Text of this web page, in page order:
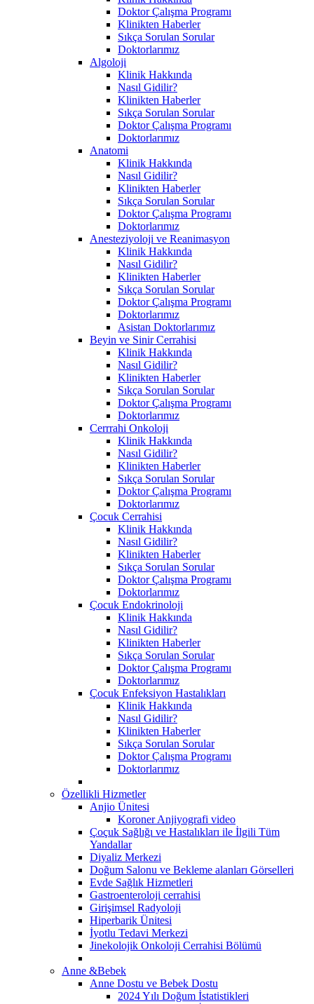
Doktor Çalışma Programı
Klinikten Haberler
Sıkça Sorulan Sorular
Doktorlarımız
Algoloji
Klinik Hakkında
Nasıl Gidilir?
Klinikten Haberler
Sıkça Sorulan Sorular
Doktor Çalışma Programı
Doktorlarımız
Anatomi
Klinik Hakkında
Nasıl Gidilir?
Klinikten Haberler
Sıkça Sorulan Sorular
Doktor Çalışma Programı
Doktorlarımız
Anesteziyoloji ve Reanimasyon
Klinik Hakkında
Nasıl Gidilir?
Klinikten Haberler
Sıkça Sorulan Sorular
Doktor Çalışma Programı
Doktorlarımız
Asistan Doktorlarımız
Beyin ve Sinir Cerrahisi
Klinik Hakkında
Nasıl Gidilir?
Klinikten Haberler
Sıkça Sorulan Sorular
Doktor Çalışma Programı
Doktorlarımız
Cerrrahi Onkoloji
Klinik Hakkında
Nasıl Gidilir?
Klinikten Haberler
Sıkça Sorulan Sorular
Doktor Çalışma Programı
Doktorlarımız
Çocuk Cerrahisi
Klinik Hakkında
Nasıl Gidilir?
Klinikten Haberler
Sıkça Sorulan Sorular
Doktor Çalışma Programı
Doktorlarımız
Çocuk Endokrinoloji
Klinik Hakkında
Nasıl Gidilir?
Klinikten Haberler
Sıkça Sorulan Sorular
Doktor Çalışma Programı
Doktorlarımız
Çocuk Enfeksiyon Hastalıkları
Klinik Hakkında
Nasıl Gidilir?
Klinikten Haberler
Sıkça Sorulan Sorular
Doktor Çalışma Programı
Doktorlarımız
Özellikli Hizmetler
Anjio Ünitesi
Koroner Anjiyografi video
Çoçuk Sağlığı ve Hastalıkları ile İlgili Tüm
Yandallar
Diyaliz Merkezi
Doğum Salonu ve Bekleme alanları Görselleri
Evde Sağlık Hizmetleri
Gastroenteroloji cerrahisi
Girişimsel Radyoloji
Hiperbarik Ünitesi
İyotlu Tedavi Merkezi
Jinekolojik Onkoloji Cerrahisi Bölümü
Anne &Bebek
Anne Dostu ve Bebek Dostu
2024 Yılı Doğum İstatistikleri